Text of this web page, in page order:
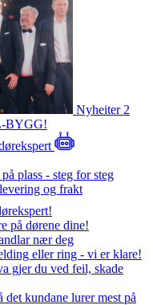
Nyheiter 2
BYGG!
plass - steg for steg
og frakt
på dørene dine!
nær deg
eller ring - vi er klare!
gjer du ved feil, skade
det kundane lurer mest på